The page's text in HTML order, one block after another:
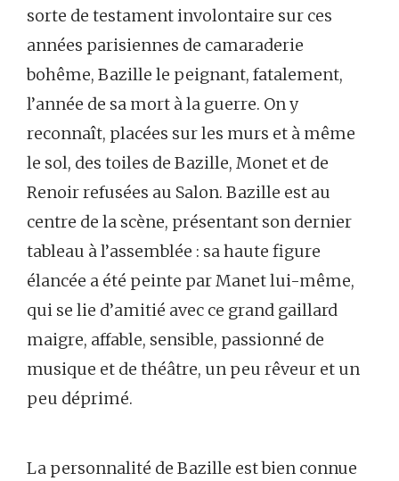
sorte de testament involontaire sur ces
années parisiennes de camaraderie
bohême, Bazille le peignant, fatalement,
l’année de sa mort à la guerre. On y
reconnaît, placées sur les murs et à même
le sol, des toiles de Bazille, Monet et de
Renoir refusées au Salon. Bazille est au
centre de la scène, présentant son dernier
tableau à l’assemblée : sa haute figure
élancée a été peinte par Manet lui-même,
qui se lie d’amitié avec ce grand gaillard
maigre, affable, sensible, passionné de
musique et de théâtre, un peu rêveur et un
peu déprimé.
La personnalité de Bazille est bien connue